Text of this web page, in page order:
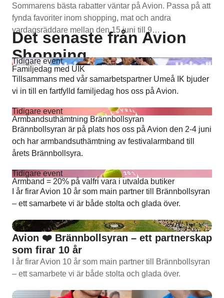
Sommarens bästa rabatter väntar på Avion. Passa på att
fynda favoriter inom shopping, mat och andra
vardagsräddare mellan den 15 juni till 9…
Det senaste från Avion
Shopping
Tidigare event
Familjedag med UIK
Tillsammans med vår samarbetspartner Umeå IK bjuder
vi in till en fartfylld familjedag hos oss på Avion.
Tidigare event
Armbandsuthämtning Brännbollsyran
Brännbollsyran är på plats hos oss på Avion den 2-4 juni
och har armbandsuthämtning av festivalarmband till
årets Brännbollsyra.
Tidigare event
Armband = 20% på valfri vara i utvalda butiker
I år firar Avion 10 år som main partner till Brännbollsyran
– ett samarbete vi är både stolta och glada över.
Avion ❤️ Brännbollsyran – ett partnerskap
som firar 10 år
I år firar Avion 10 år som main partner till Brännbollsyran
– ett samarbete vi är både stolta och glada över.